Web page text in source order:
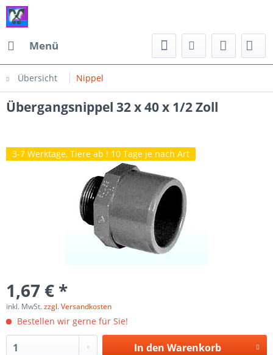
Menü
Übersicht Nippel
Übergangsnippel 32 x 40 x 1/2 Zoll
3-7 Werktage, Tiere ab ! 10 Tage je nach Art
1,67 € *
inkl. MwSt.zzgl. Versandkosten
Bestellen wir gerne für Sie!
In den Warenkorb